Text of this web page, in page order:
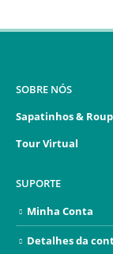
SOBRE NÓS
Sapatinhos &
Tour Virtual
SUPORTE
Minha Conta
Detalhes da